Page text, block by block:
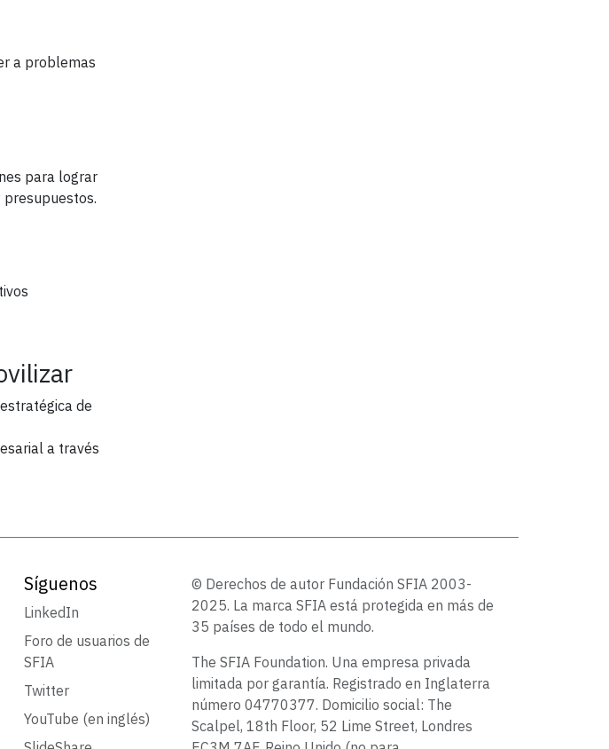
a problemas
para lograr
de
a través
Síguenos
LinkedIn
Foro de usuarios de
SFIA
Twitter
YouTube (en inglés)
© Derechos de autor Fundación SFIA 2003-
2025. La marca SFIA está protegida en más de
35 países de todo el mundo.
The SFIA Foundation. Una empresa privada
limitada por garantía. Registrado en Inglaterra
número 04770377. Domicilio social: The
Scalpel, 18th Floor, 52 Lime Street, Londres